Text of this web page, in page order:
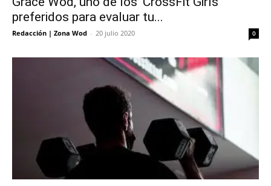
preferidos para evaluar tu...
Redacción | Zona Wod - 20 julio 2020 0